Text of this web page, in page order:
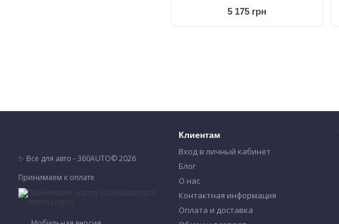
5 175 грн
✨ Все для авто - 360AUTO© 2026
Принимаем к оплате
Клиентам
Вход в личный кабинет
Блог
О нас
Контактная информация
Оплата и доставка